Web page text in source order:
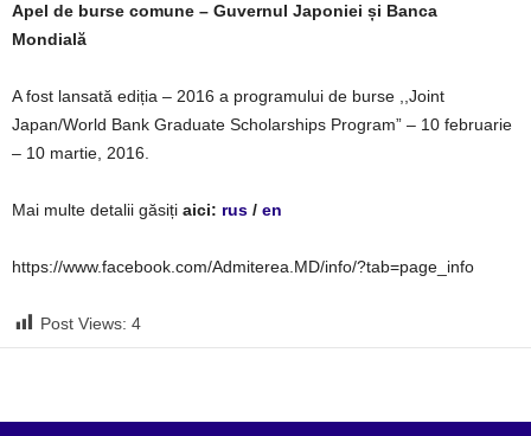
Apel de burse comune – Guvernul Japoniei și Banca
Mondială
A fost lansată ediția – 2016 a programului de burse ,,Joint
Japan/World Bank Graduate ‪‎Scholarships Program” – 10 februarie
– 10 martie, 2016.
Mai multe detalii găsiți aici: rus / en
https://www.facebook.com/Admiterea.MD/info/?tab=page_info
Post Views: 4